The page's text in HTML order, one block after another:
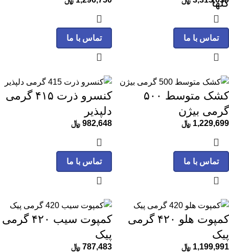
گلها
تماس با ما تماس با ما
کشک متوسط ۵۰۰
گرمی بیژن
1,229,699 ﷼
تماس با ما
کنسرو ذرت ۴۱۵ گرمی
دلپذیر
982,648 ﷼
تماس با ما
کمپوت هلو ۴۲۰ گرمی
پیک
1,199,991 ﷼
کمپوت سیب ۴۲۰ گرمی
پیک
787,483 ﷼